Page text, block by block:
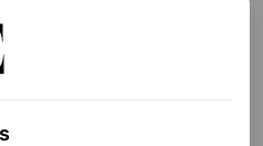
een paasontbijt? Doe
op voor een
tafelsetting